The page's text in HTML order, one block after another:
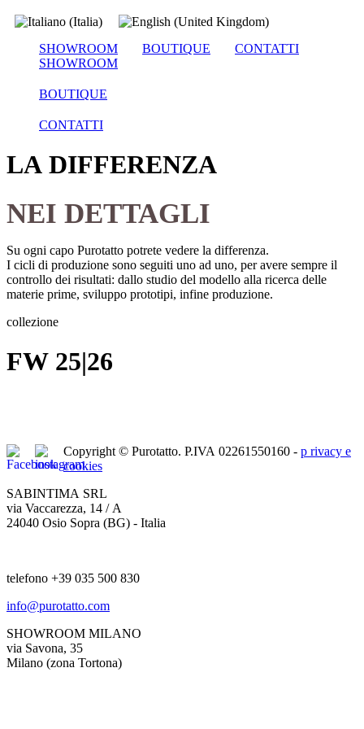
SHOWROOM BOUTIQUE
CONTATTI
SHOWROOM
BOUTIQUE
CONTATTI
LA DIFFERENZA
NEI DETTAGLI
Su ogni capo Purotatto potrete vedere la differenza.
I cicli di produzione sono seguiti uno ad uno, per avere sempre il
controllo dei risultati: dallo studio del modello alla ricerca delle
materie prime, sviluppo prototipi, infine produzione.
collezione
FW 25|26
Copyright © Purotatto. P.IVA 02261550160 - p rivacy e
cookies
SABINTIMA SRL
via Vaccarezza, 14 / A
24040 Osio Sopra (BG) - Italia
telefono +39 035 500 830
info@purotatto.com
SHOWROOM MILANO
via Savona, 35
Milano (zona Tortona)